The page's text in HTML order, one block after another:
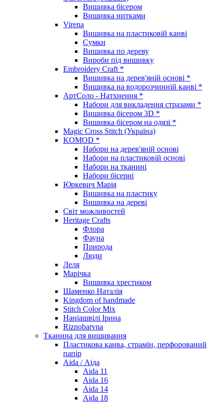
Вишивка бісером
Вишивка нитками
Virena
Вишивка на пластиковій канві
Сумки
Вишивка по дереву
Вироби під вишивку
Embroidery Craft *
Вишивка на дерев'яній основі *
Вишивка на водорозчинній канві *
АртСоло - Натхнення *
Набори для викладення стразами *
Вишивка бісером 3D *
Вишивка бісером на одязі *
Magic Cross Stitch (Україна)
KOMOD *
Набори на дерев'яній основі
Набори на пластиковій основі
Набори на тканині
Набори бісерні
Юркевич Марія
Вишивка на пластику
Вишивка на дереві
Світ можливостей
Heritage Crafts
Флора
Фауна
Природа
Люди
Леля
Марічка
Вишивка хрестиком
Шаменко Наталія
Kingdom of handmade
Stitch Color Mix
Наніашвілі Ірина
Riznobarvna
Тканина для вишивання
Пластикова канва, страмін, перфорований
папір
Aida / Аіда
Aida 11
Aida 16
Aida 14
Aida 18